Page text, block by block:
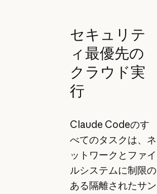
セキュリテ
ィ最優先の
クラウド実
行
Claude Codeのす
べてのタスクは、ネ
ットワークとファイ
ルシステムに制限の
ある隔離されたサン